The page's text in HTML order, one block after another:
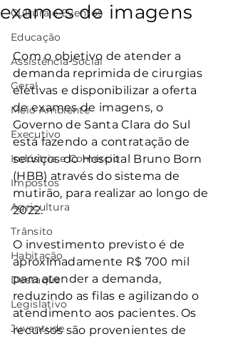
Cultura e Eventos
Educação
Assistência Social
Geral
Meio Ambiente
Executivo
Indústria e Comércio
Impostos
Agricultura
Trânsito
Habitação
Destaque
Legislativo
Juventude
exames de imagens
Com o objetivo de atender a
demanda reprimida de cirurgias
eletivas e disponibilizar a oferta
de exames de imagens, o
Governo de Santa Clara do Sul
está fazendo a contratação de
serviços do Hospital Bruno Born
(HBB) através do sistema de
mutirão, para realizar ao longo de
2022.
O investimento previsto é de
aproximadamente R$ 700 mil
para atender a demanda,
reduzindo as filas e agilizando o
atendimento aos pacientes. Os
recursos são provenientes de